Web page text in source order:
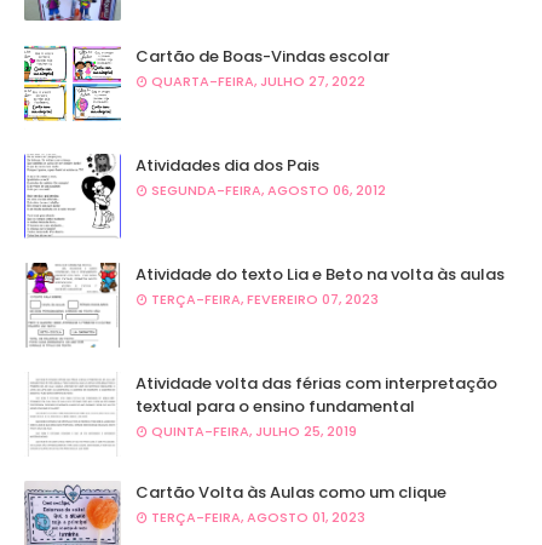
Cartão de Boas-Vindas escolar
QUARTA-FEIRA, JULHO 27, 2022
Atividades dia dos Pais
SEGUNDA-FEIRA, AGOSTO 06, 2012
Atividade do texto Lia e Beto na volta às aulas
TERÇA-FEIRA, FEVEREIRO 07, 2023
Atividade volta das férias com interpretação
textual para o ensino fundamental
QUINTA-FEIRA, JULHO 25, 2019
Cartão Volta às Aulas como um clique
TERÇA-FEIRA, AGOSTO 01, 2023